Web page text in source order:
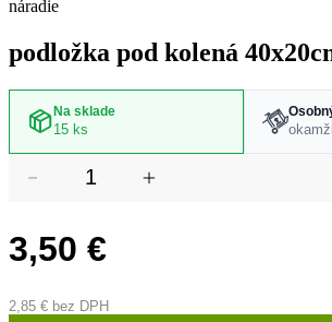
náradie
podložka pod kolená
Na sklade
15 ks
3,50 €
2,85 € bez DPH